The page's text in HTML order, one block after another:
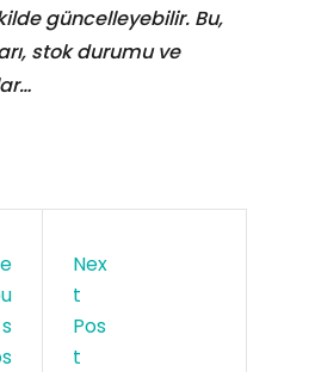
güncelleyebilir. Bu,
stok durumu ve
S
Nex
T
Pos
T